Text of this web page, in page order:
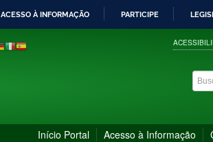
ACESSO À INFORMAÇÃO PARTICIPE
Início Portal Acesso à Informação